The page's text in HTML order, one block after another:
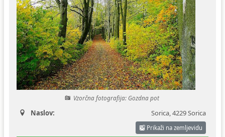
Vzorčna fotografija: Gozdna pot
Naslov: Sorica,4229 Sorica
Prikaži na zemljevidu
Ceniki
Fotogalerija
Varstvo osebnih podatkov
Katalog informacij javnega značaja
Proračun občine
Koledar odvoza odpadkov
Varuhov kotiček
Uradni dokumenti in povezave